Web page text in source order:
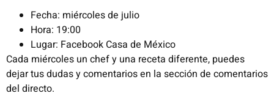
Fecha: miércoles de julio
Hora: 19:00
Lugar: Facebook Casa de México
Cada miércoles un chef y una receta diferente, puedes
dejar tus dudas y comentarios en la sección de comentarios
del directo.